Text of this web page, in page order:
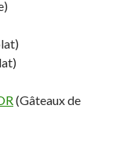
(Gâteaux de